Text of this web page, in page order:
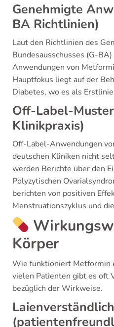
Genehmigte
BA Richtlinien)
Laut den Richtlinien des
Bundesausschusses (G-
Anwendungen von
Hauptfokus liegt auf der
Diabetes, wo es als
Off-Label-
Klinikpraxis)
Off-Label-Anwendungen
deutschen Kliniken nicht
werden Berichte über den
Polyzytischen
berichten von positiven
Menstruationszyklus und
Körper
Wie funktioniert Metformin
vielen Patienten gibt es oft
bezüglich der Wirkweise.